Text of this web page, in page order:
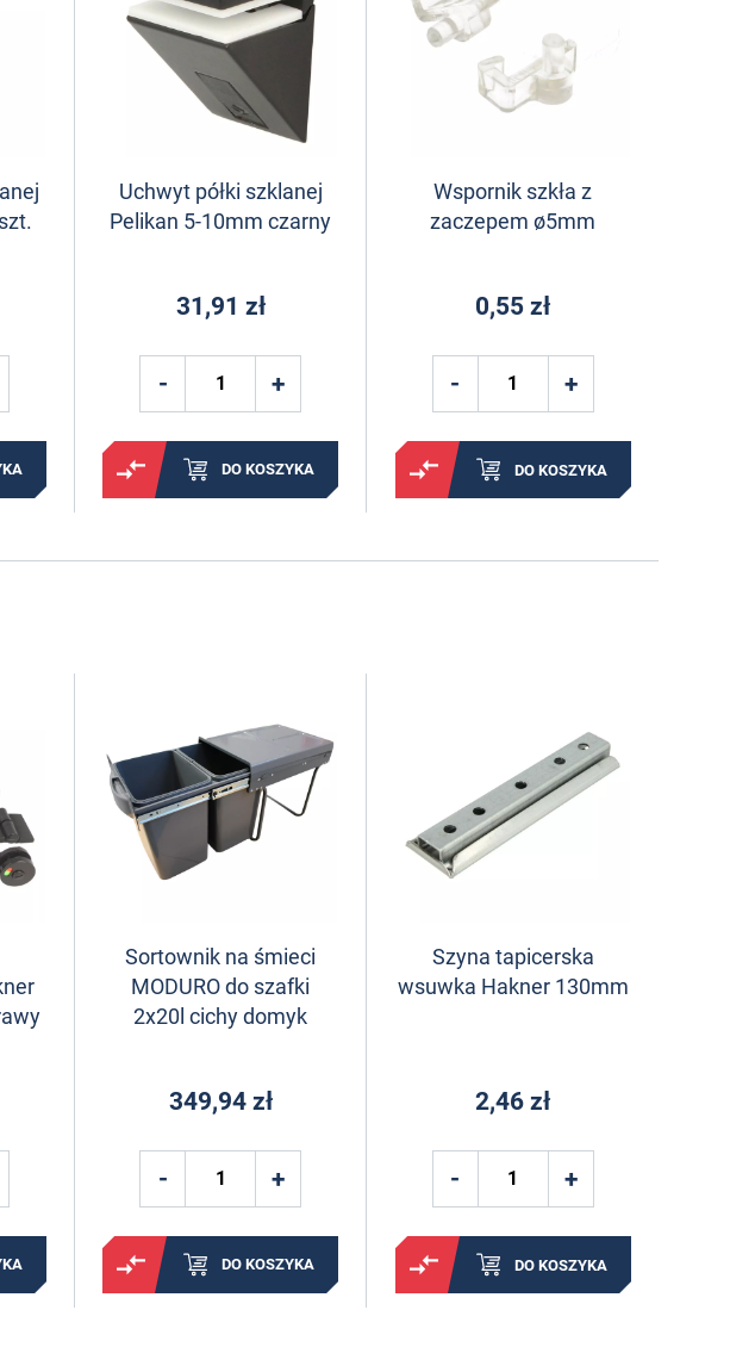
Uchwyt półki szklanej
Pelikan 5-10mm czarny
31,91 zł
DO KOSZYKA
Wspornik szkła z
zaczepem ø5mm
0,55 zł
DO KOSZYKA
Sortownik na śmieci
MODURO do szafki
2x20l cichy domyk
349,94 zł
DO KOSZYKA
Szyna tapicerska
wsuwka Hakner 130mm
2,46 zł
DO KOSZYKA